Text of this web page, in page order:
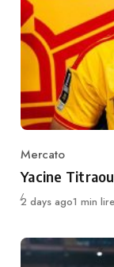
Category
Mercato
Yacine
Publié
2 days ago1 min lire